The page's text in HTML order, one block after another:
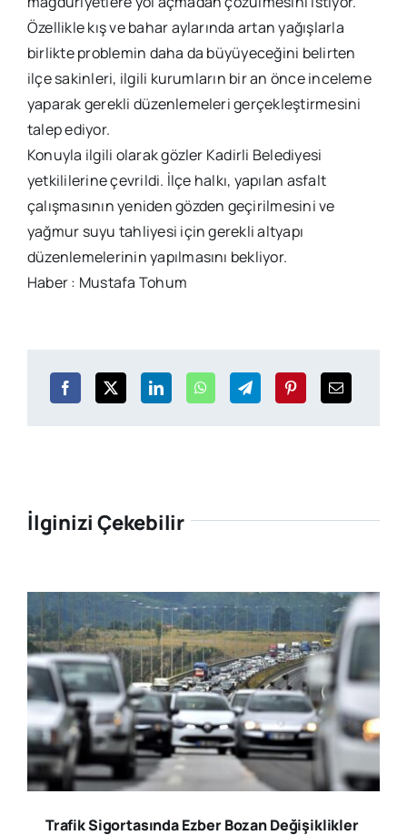
Özellikle kış ve bahar aylarında artan yağışlarla
birlikte problemin daha da büyüyeceğini belirten
ilçe sakinleri, ilgili kurumların bir an önce inceleme
yaparak gerekli düzenlemeleri gerçekleştirmesini
talep ediyor.
Konuyla ilgili olarak gözler Kadirli Belediyesi
yetkililerine çevrildi. İlçe halkı, yapılan asfalt
çalışmasının yeniden gözden geçirilmesini ve
yağmur suyu tahliyesi için gerekli altyapı
düzenlemelerinin yapılmasını bekliyor.
Haber : Mustafa Tohum
İlginizi Çekebilir
Trafik Sigortasında Ezber Bozan Değişiklikler